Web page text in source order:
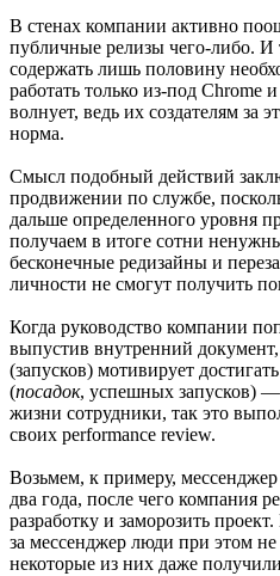
В стенах компании активно
публичные релизы чего-либо. И
содержать лишь половину
работать только из-под Chrome
волнует, ведь их создателям за
норма.
Смысл подобный действий
продвижении по службе,
дальше определенного уровня
получаем в итоге сотни
бесконечные редизайны и
личности не смогут получить
Когда руководство компании
выпустив внутренний
(запусков) мотивирует
(посадок, успешных запусков) —
жизни сотрудники, так это
своих performance review.
Возьмем, к примеру,
два года, после чего компания
разработку и заморозить
за мессенджер люди при этом
некоторые из них даже